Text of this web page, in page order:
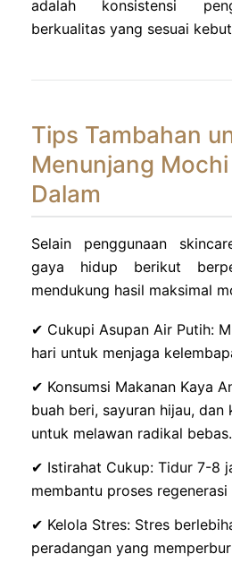
adalah konsistensi
berkualitas yang sesuai
Tips Tambahan
Menunjang
Dalam
Selain penggunaan
gaya hidup berikut
mendukung hasil maksimal
✔ Cukupi Asupan Air Putih:
hari untuk menjaga
✔ Konsumsi Makanan Kaya
buah beri, sayuran hijau, dan
untuk melawan radikal bebas.
✔ Istirahat Cukup: Tidur 7-8
membantu proses
✔ Kelola Stres: Stres
peradangan yang